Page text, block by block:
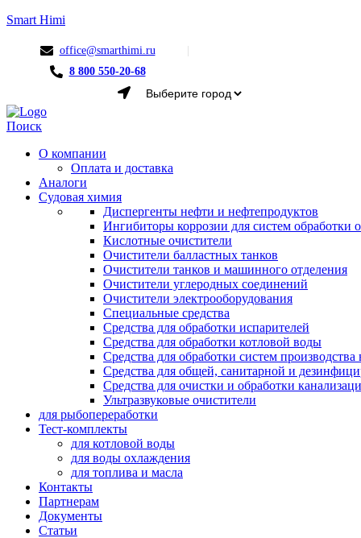
Smart Himi
8 800 550-20-68
office@smarthimi.ru
Menu
Поиск
О компании
Оплата и доставка
Аналоги
Судовая химия
Диспергенты нефти и нефтепродуктов
Ингибиторы коррозии для систем
Кислотные очистители
Очистители балластных танков
Очистители танков и машинного отделения
Очистители углеродных соединений
Очистители электрооборудования
Специальные средства
Средства для обработки испарителей
Средства для обработки котловой воды
Средства для обработки систем
Средства для общей, санитарной и
Средства для очистки и обработки
Ультразвуковые очистители
для рыбопереработки
Тест-комплекты
для котловой воды
для воды охлаждения
для топлива и масла
Контакты
Партнерам
Документы
Статьи